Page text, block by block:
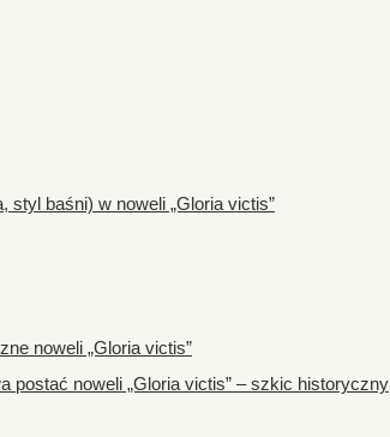
baśni) w noweli „Gloria victis”
noweli „Gloria victis”
postać noweli „Gloria victis” – szkic historyczny